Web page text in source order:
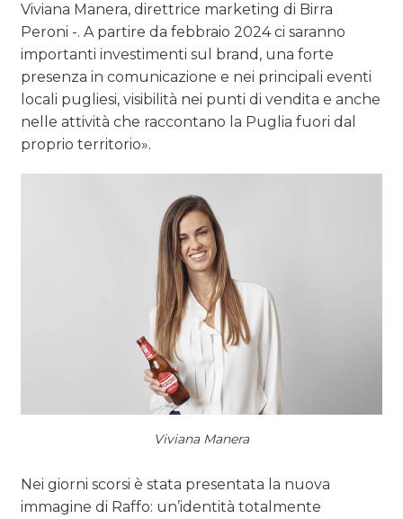
Viviana Manera, direttrice marketing di Birra
Peroni -. A partire da febbraio 2024 ci saranno
importanti investimenti sul brand, una forte
presenza in comunicazione e nei principali eventi
locali pugliesi, visibilità nei punti di vendita e anche
nelle attività che raccontano la Puglia fuori dal
proprio territorio».
Viviana Manera
Nei giorni scorsi è stata presentata la nuova
immagine di Raffo: un’identità totalmente